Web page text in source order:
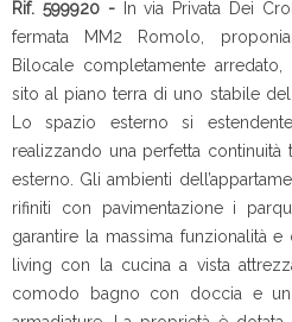
Rif. 599920 -
In via Privata Dei
fermata MM2 Romolo,
Bilocale completamente
sito al piano terra di uno stabile
Lo spazio esterno si
realizzando una perfetta
esterno. Gli ambienti
rifiniti con pavimentazione i
garantire la massima funzionalità
living con la cucina a vista
comodo bagno con doccia e